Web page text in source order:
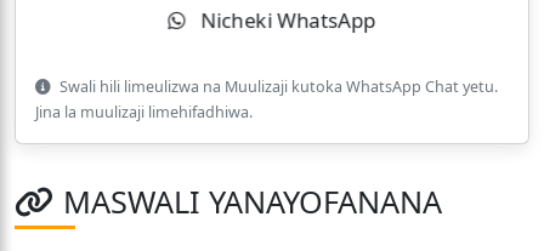
Nicheki WhatsApp
Swali hili limeulizwa na Muulizaji kutoka WhatsApp Chat yetu.
Jina la muulizaji limehifadhiwa.
MASWALI YANAYOFANANA